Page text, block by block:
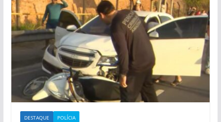
DESTAQUE POLÍCIA